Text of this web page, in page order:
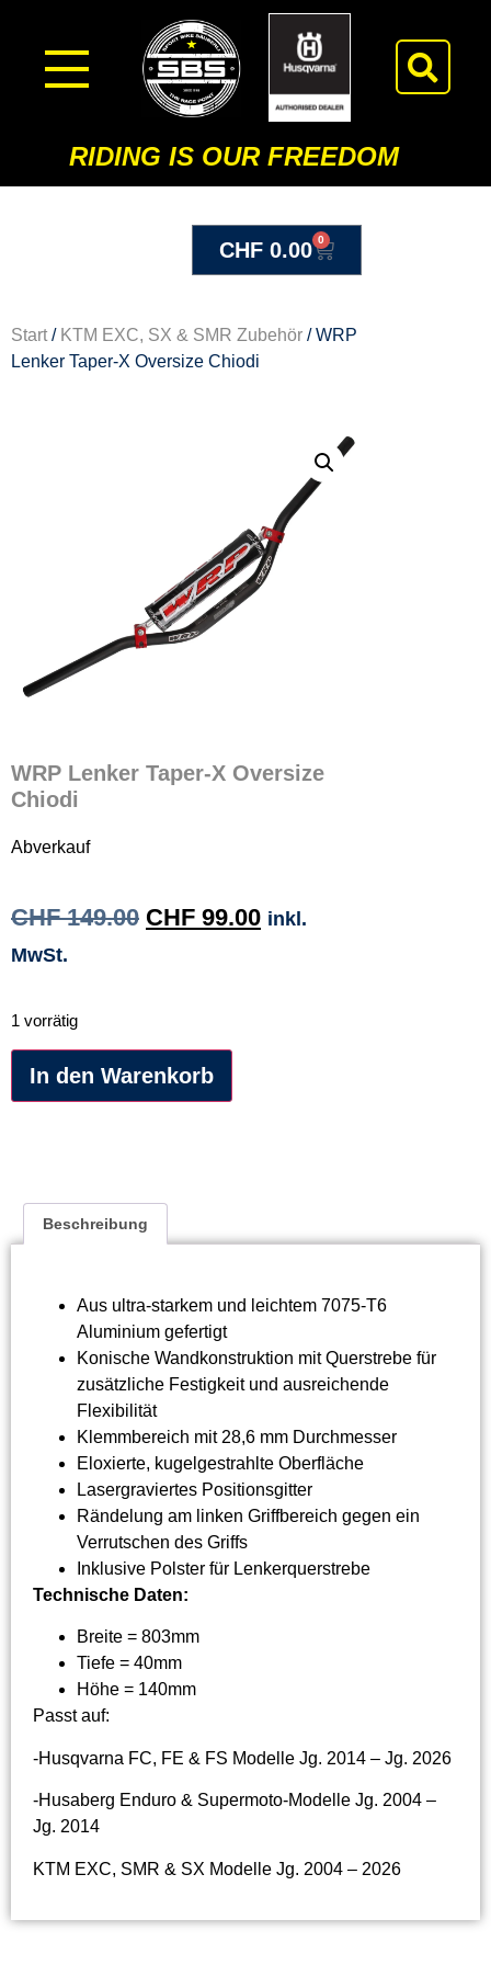
RIDING IS OUR FREEDOM
CHF 0.00 0
Start / KTM EXC, SX & SMR Zubehör / WRP
Lenker Taper-X Oversize Chiodi
WRP Lenker Taper-X Oversize
Chiodi
Abverkauf
CHF149.00 CHF 99.00 inkl.
MwSt.
1 vorrätig
In den Warenkorb
Beschreibung
Aus ultra-starkem und leichtem 7075-T6
Aluminium gefertigt
Konische Wandkonstruktion mit Querstrebe für
zusätzliche Festigkeit und ausreichende
Flexibilität
Klemmbereich mit 28,6 mm Durchmesser
Eloxierte, kugelgestrahlte Oberfläche
Lasergraviertes Positionsgitter
Rändelung am linken Griffbereich gegen ein
Verrutschen des Griffs
Inklusive Polster für Lenkerquerstrebe
Technische Daten:
Breite = 803mm
Tiefe = 40mm
Höhe = 140mm
Passt auf:
-Husqvarna FC, FE & FS Modelle Jg. 2014 – Jg. 2026
-Husaberg Enduro & Supermoto-Modelle Jg. 2004 –
Jg. 2014
KTM EXC, SMR & SX Modelle Jg. 2004 – 2026